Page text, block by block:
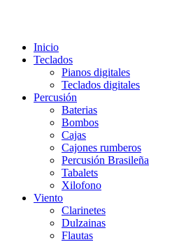
Inicio
Teclados
Pianos digitales
Teclados digitales
Percusión
Baterias
Bombos
Cajas
Cajones rumberos
Percusión Brasileña
Tabalets
Xilofono
Viento
Clarinetes
Dulzainas
Flautas